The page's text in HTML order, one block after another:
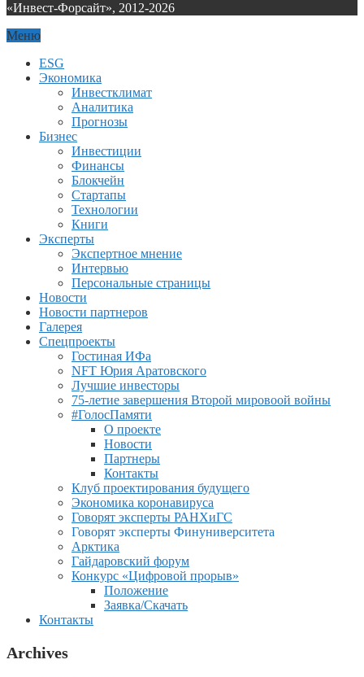
«Инвест-Форсайт», 2012-2026
Меню
ESG
Экономика
Инвестклимат
Аналитика
Прогнозы
Бизнес
Инвестиции
Финансы
Блокчейн
Стартапы
Технологии
Книги
Эксперты
Экспертное мнение
Интервью
Персональные страницы
Новости
Новости партнеров
Галерея
Спецпроекты
Гостиная ИФа
NFT Юрия Аратовского
Лучшие инвесторы
75-летие завершения Второй мировоой войны
#ГолосПамяти
О проекте
Новости
Партнеры
Контакты
Клуб проектирования будущего
Экономика коронавируса
Говорят эксперты РАНХиГС
Говорят эксперты Финуниверситета
Арктика
Гайдаровский форум
Конкурс «Цифровой прорыв»
Положение
Заявка/Скачать
Контакты
Archives